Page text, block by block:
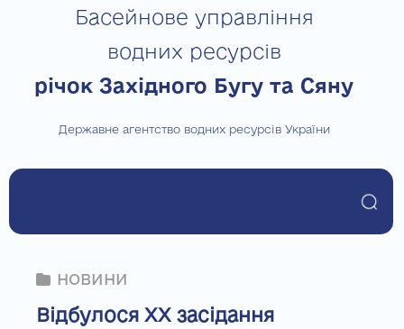
Басейнове управління
водних ресурсів
річок Західного Бугу та Сяну
Державне агентство водних ресурсів України
НОВИНИ
Відбулося ХХ засідання